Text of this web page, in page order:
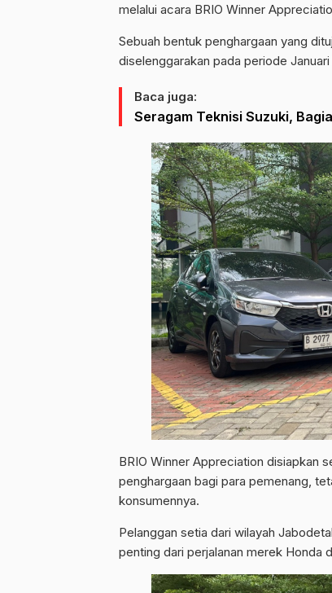
melalui acara BRIO Winner
Sebuah bentuk penghargaan yang
diselenggarakan pada periode
Baca juga:
Seragam Teknisi Suzuki,
BRIO Winner Appreciation disiapkan
penghargaan bagi para pemenang,
konsumennya.
Pelanggan setia dari wilayah
penting dari perjalanan merek Honda